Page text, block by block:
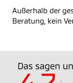
Außerhalb der
Beratung, kein
Das sagen